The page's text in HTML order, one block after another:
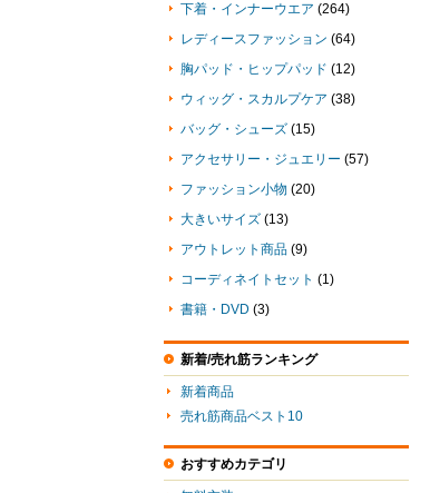
下着・インナーウエア (264)
レディースファッション (64)
胸パッド・ヒップパッド (12)
ウィッグ・スカルプケア (38)
バッグ・シューズ (15)
アクセサリー・ジュエリー (57)
ファッション小物 (20)
大きいサイズ (13)
アウトレット商品 (9)
コーディネイトセット (1)
書籍・DVD (3)
新着/売れ筋ランキング
新着商品
売れ筋商品ベスト10
おすすめカテゴリ